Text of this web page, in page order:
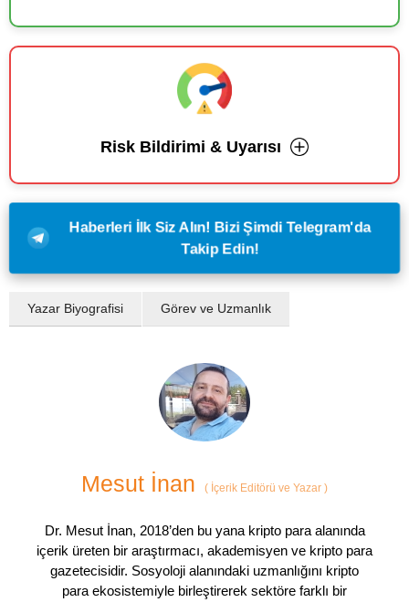
Risk Bildirimi & Uyarısı
Haberleri İlk Siz Alın! Bizi Şimdi Telegram'da
Takip Edin!
Yazar Biyografisi Görev ve Uzmanlık
Mesut İnan ( İçerik Editörü ve Yazar )
Dr. Mesut İnan, 2018’den bu yana kripto para alanında
içerik üreten bir araştırmacı, akademisyen ve kripto para
gazetecisidir. Sosyoloji alanındaki uzmanlığını kripto
para ekosistemiyle birleştirerek sektöre farklı bir